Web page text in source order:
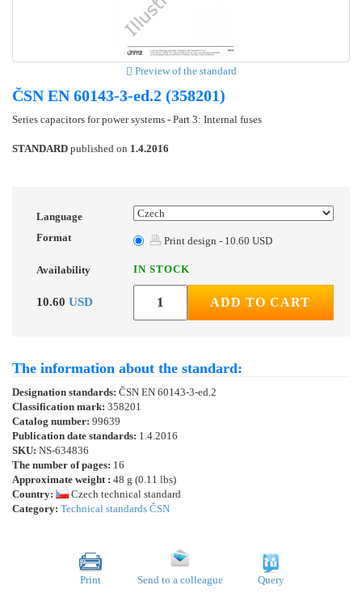
Preview of the standard
ČSN EN 60143-3-ed.2 (358201)
Series capacitors for power systems - Part 3: Internal fuses
STANDARD published on 1.4.2016
Language
Format
Print design - 10.60 USD
Availability IN STOCK
10.60 USD ADD TO CART
The information about the standard:
Designation standards: ČSN EN 60143-3-ed.2
Classification mark: 358201
Catalog number: 99639
Publication date standards: 1.4.2016
SKU: NS-634836
The number of pages: 16
Approximate weight : 48 g (0.11 lbs)
Country:
Czech technical standard
Category: Technical standards ČSN
Print Send to a colleague Query